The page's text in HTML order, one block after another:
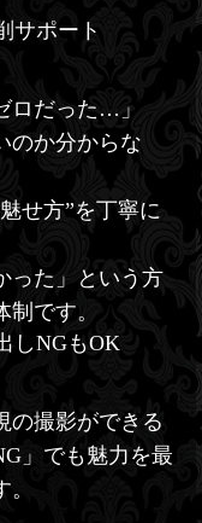
サポート
ロだった…」
のか分からな
せ方”を丁寧に
った」という方
です。
しNGもOK
の撮影ができる
」でも魅力を最